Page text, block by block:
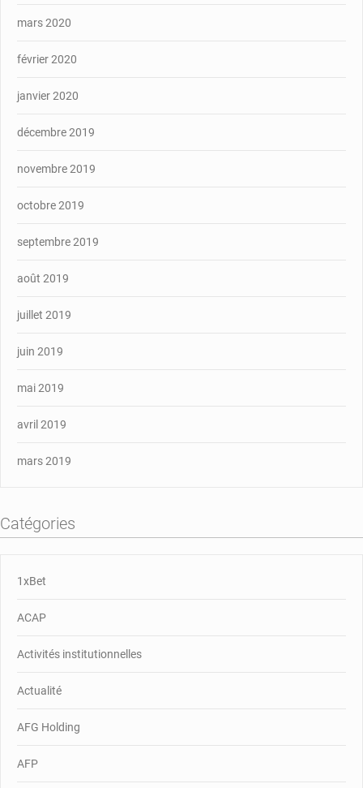
mars 2020
février 2020
janvier 2020
décembre 2019
novembre 2019
octobre 2019
septembre 2019
août 2019
juillet 2019
juin 2019
mai 2019
avril 2019
mars 2019
Catégories
1xBet
ACAP
Activités institutionnelles
Actualité
AFG Holding
AFP